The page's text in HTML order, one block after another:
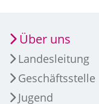
Über uns
Landesleitung
Geschäftsstelle
Jugend